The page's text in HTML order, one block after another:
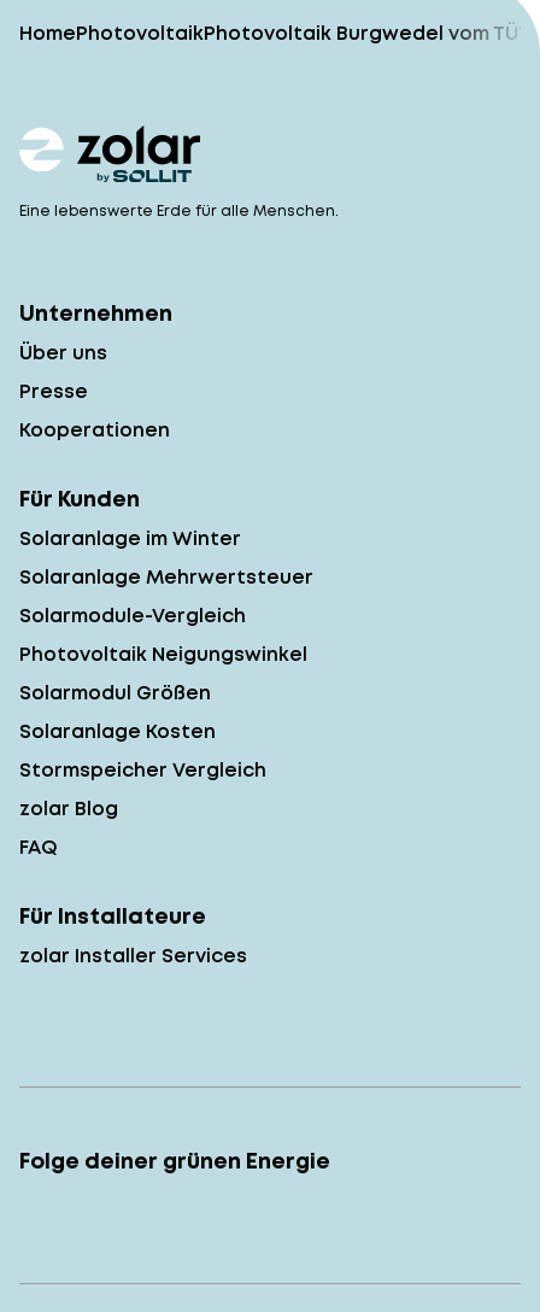
HomePhotovoltaikPhotovoltaik Burgwedel vom
Eine lebenswerte Erde für alle Menschen.
Unternehmen
Über uns
Presse
Kooperationen
Für Kunden
Solaranlage im Winter
Solaranlage Mehrwertsteuer
Solarmodule-Vergleich
Photovoltaik Neigungswinkel
Solarmodul Größen
Solaranlage Kosten
Stormspeicher Vergleich
zolar Blog
FAQ
Für Installateure
zolar Installer Services
Folge deiner grünen Energie